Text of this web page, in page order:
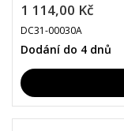
1 114,00 Kč
DC31-00030A
Dodání do 4 dnů